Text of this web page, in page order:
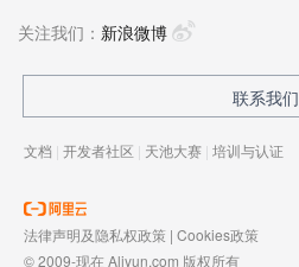
关注我们： 新浪微博
联系我们
文档 | 开发者社区 | 天池大赛 | 培训与认证
法律声明及隐私权政策 | Cookies政策
© 2009-现在 Aliyun.com 版权所有